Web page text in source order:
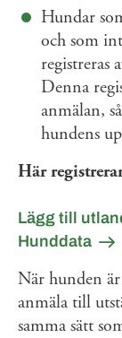
Hundar
och som
registreras
Denna
anmälan,
hundens
Här
Lägg till
Hunddata
När hunden
anmäla till
samma sätt